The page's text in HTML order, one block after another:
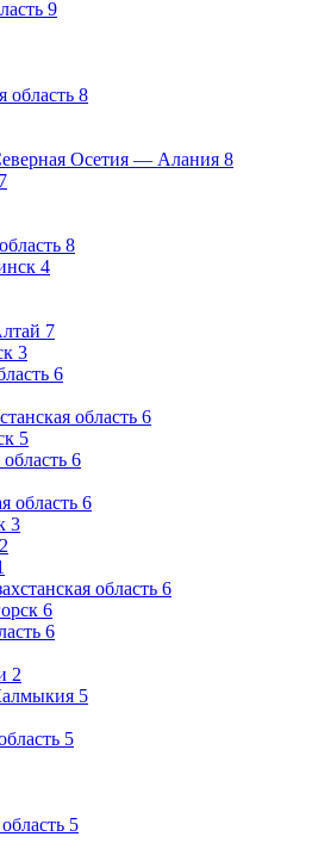
9
область 8
Осетия — Алания 8
7
8
4
7
3
6
область 6
5
6
область 6
3
2
область 6
6
6
2
5
5
5